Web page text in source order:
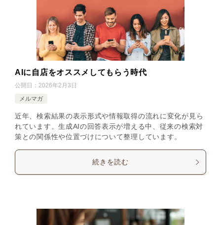
AIに自店をオススメしてもらう時代
公開日： 2026年2月3日
メルマガ
近年、検索結果の表示形式や情報取得の流れに変化が見ら
れています。生成AIの回答表示が増える中、従来の検索対
策との関係性や位置づけについて整理しています。
続きを読む